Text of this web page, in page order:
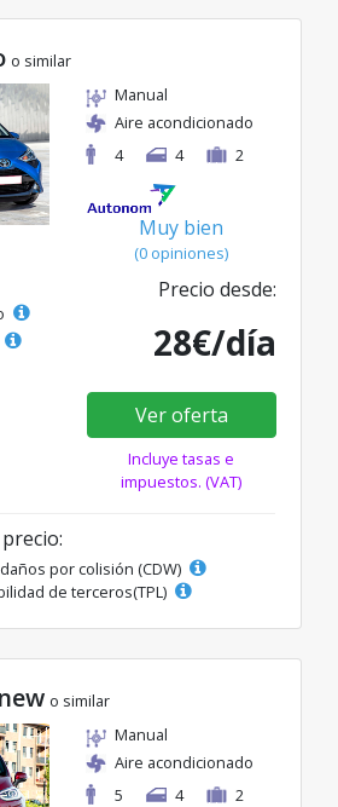
o similar
Manual
Aire acondicionado
4
4 2
Muy bien
(0 opiniones)
Precio desde:
28€/día
Ver oferta
Incluye tasas e
impuestos. (VAT)
por colisión (CDW)
de terceros(TPL)
o similar
Manual
Aire acondicionado
5
4 2